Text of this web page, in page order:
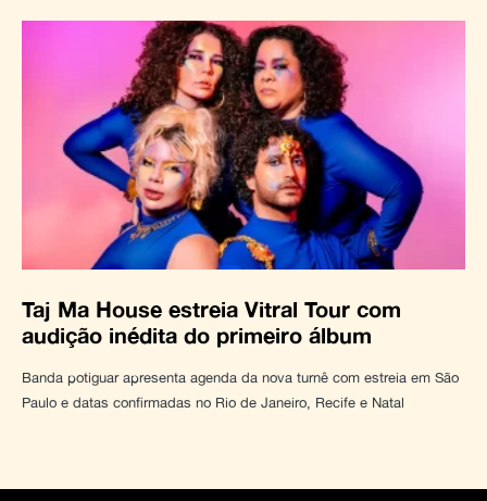
Taj Ma House estreia Vitral Tour com
audição inédita do primeiro álbum
Banda potiguar apresenta agenda da nova turnê com estreia em São
Paulo e datas confirmadas no Rio de Janeiro, Recife e Natal